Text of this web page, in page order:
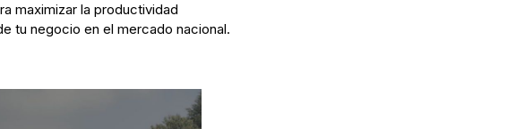
maximizar la productividad
tu negocio en el mercado nacional.